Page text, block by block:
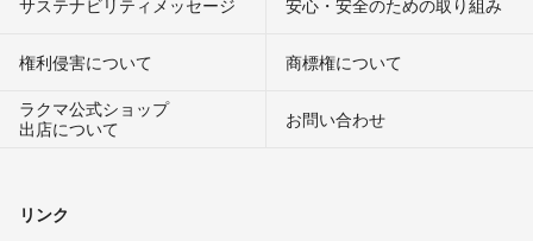
サステナビリティメッセージ 安心・安全のための取り組み
権利侵害について
商標権について
ラクマ公式ショップ
出店について
お問い合わせ
リンク